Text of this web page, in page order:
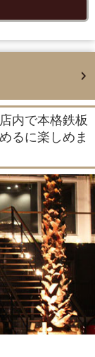
内で本格鉄板
るに楽しめま